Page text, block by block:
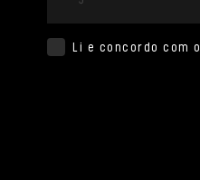
Li e concordo com o